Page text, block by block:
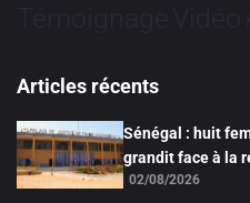
TémoignageVidéo
Articles récents
Sénégal : huit
grandit face à la
02/08/2026